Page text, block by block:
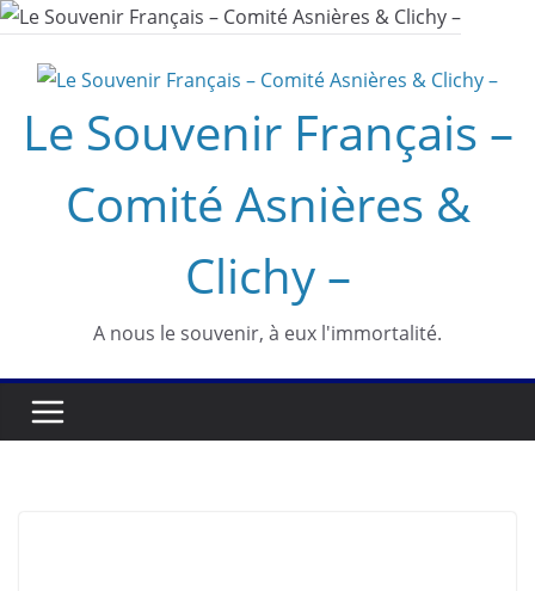
Passer
contenu
Le Souvenir Français –
Comité Asnières &
Clichy –
A nous le souvenir, à eux l'immortalité.